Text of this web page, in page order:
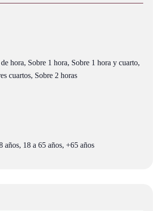
hora, Sobre 1 hora, Sobre 1 hora y cuarto,
cuartos, Sobre 2 horas
años, 18 a 65 años, +65 años